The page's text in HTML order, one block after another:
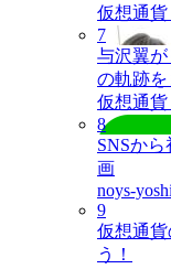
仮想通
7
与沢翼
の軌跡を
仮想通
8
SNSか
画
noys-yoshi
9
仮想通
う！